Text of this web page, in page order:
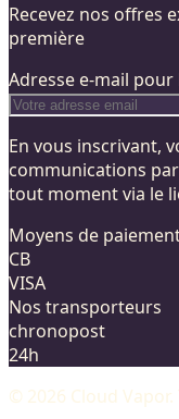
Recevez nos offres
première
Adresse e-mail
En vous inscrivant,
communications
tout moment via le
Moyens de
CB
VISA
Nos transporteurs
chronopost
24h
© 2026 Cloud Vapor